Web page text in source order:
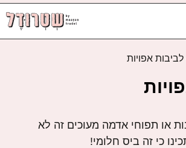
לביבות אפויות
או תפוחי אדמה מעוכים זה לא
כי זה ביס חלומי!